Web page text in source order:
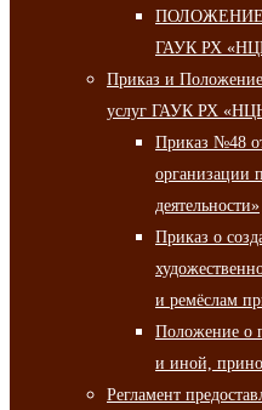
ПОЛОЖЕНИЕ о
ГАУК РХ
Приказ и
услуг ГАУК РХ
Приказ №48
организации
деятельности»
Приказ о
и ремёслам
Положение о
и иной,
Регламент